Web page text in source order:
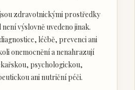
zdravotnickými prostředky
výslovně uvedeno jinak.
léčbě, prevenci ani
onemocnění a nenahrazují
psychologickou,
ani nutriční péči.